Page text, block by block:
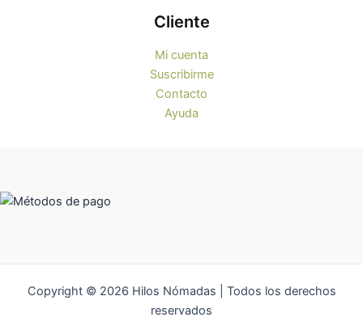
Cliente
Mi cuenta
Suscribirme
Contacto
Ayuda
Copyright © 2026 Hilos Nómadas | Todos los derechos
reservados